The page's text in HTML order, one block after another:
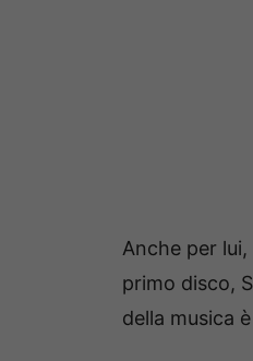
Anche per
primo disco,
della musica